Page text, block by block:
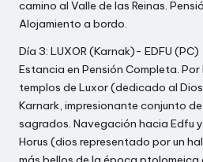
camino al Valle de las Reinas.
Alojamiento a bordo.
Día 3: LUXOR (Karnak)- EDFU (PC)
Estancia en Pensión Completa.
templos de Luxor (dedicado al
Karnark, impresionante conjunto
sagrados. Navegación hacia Edfu
Horus (dios representado por un